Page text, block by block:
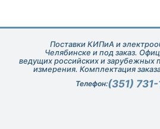
Поставки КИПиА и
Челябинске и под заказ.
ведущих российских и зарубежных
измерения. Комплектация
техническая поддержка
Телефон:(351)